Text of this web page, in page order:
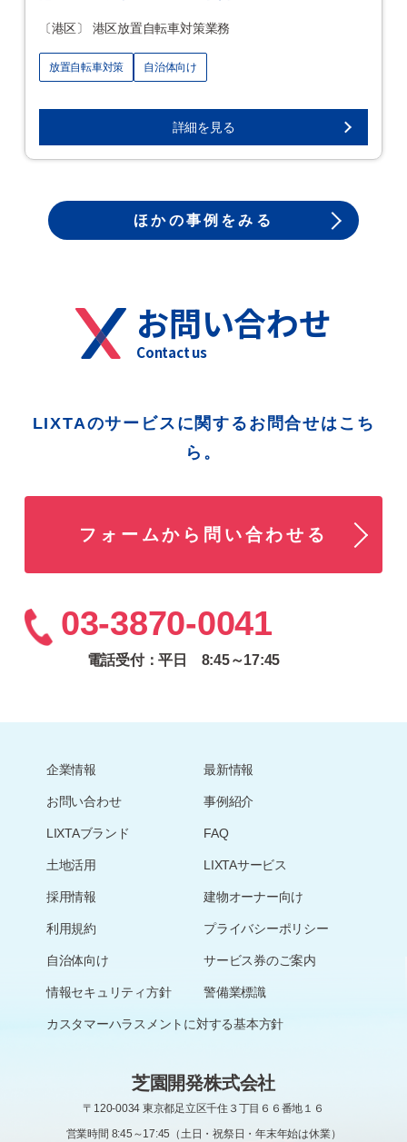
〔港区〕 港区放置自転車対策業務
放置自転車対策 自治体向け
詳細を見る
ほかの事例をみる
お問い合わせ
LIXTAのサービスに関するお問合せはこち
ら。
フォームから問い合わせる
03-3870-0041
電話受付：平日 8:45～17:45
企業情報 最新情報
お問い合わせ 事例紹介
LIXTAブランド FAQ
土地活用 LIXTAサービス
採用情報 建物オーナー向け
利用規約 プライバシーポリシー
自治体向け サービス券のご案内
情報セキュリティ方針 警備業標識
カスタマーハラスメントに対する基本方針
芝園開発株式会社
〒120-0034 東京都足立区千住３丁目６６番地１６
営業時間 8:45～17:45（土日・祝祭日・年末年始は休業）